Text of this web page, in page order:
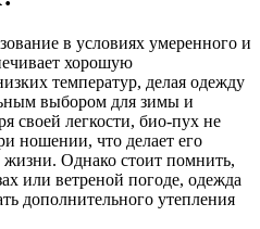
в условиях умеренного и
хорошую
температур, делая одежду
выбором для зимы и
своей легкости, био-пух не
ношении, что делает его
Однако стоит помнить,
или ветреной погоде, одежда
дополнительного утепления